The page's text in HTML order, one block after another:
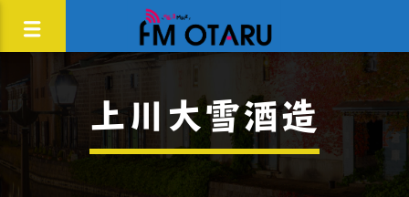
上川大雪酒造